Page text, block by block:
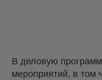
В деловую
мероприятий, в том